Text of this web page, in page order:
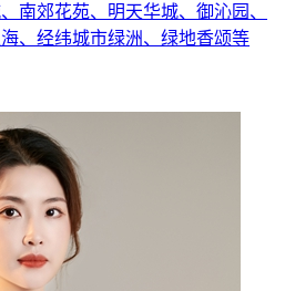
南郊花苑、明天华城、御沁园、
、经纬城市绿洲、绿地香颂等